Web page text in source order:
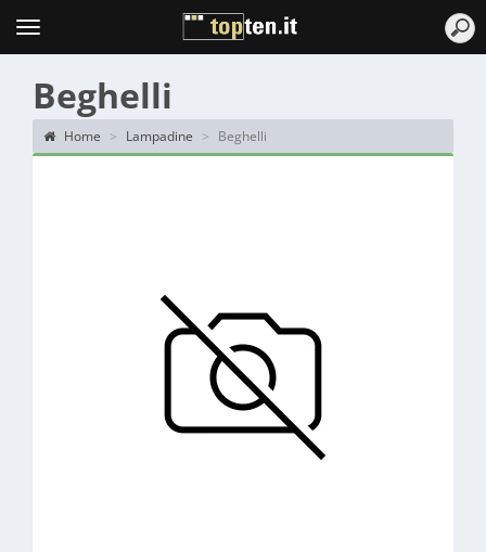
Topten
Menu
Beghelli
Home Lampadine Beghelli